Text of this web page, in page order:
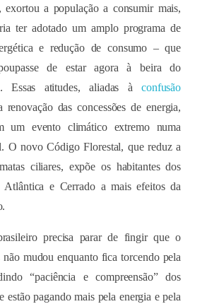
exortou a população a consumir mais,
ter adotado um amplo programa de
e redução de consumo – que
de estar agora à beira do
Essas atitudes, aliadas à confusão
das concessões de energia,
um evento climático extremo numa
O novo Código Florestal, que reduz a
ciliares, expõe os habitantes dos
Atlântica e Cerrado a mais efeitos da
precisa parar de fingir que o
mudou enquanto fica torcendo pela
“paciência e compreensão” dos
estão pagando mais pela energia e pela